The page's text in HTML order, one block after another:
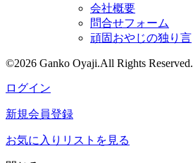
会社概要
問合せフォーム
頑固おやじの独り言
©2026 Ganko Oyaji.All Rights Reserved.
ログイン
新規会員登録
お気に入りリストを見る